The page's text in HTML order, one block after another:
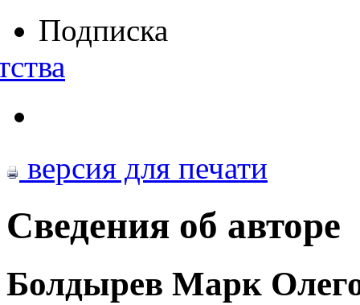
Подписка
версия для печати
Сведения об авторе
Болдырев Марк